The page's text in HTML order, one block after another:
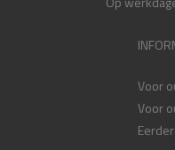
Voor
Voor